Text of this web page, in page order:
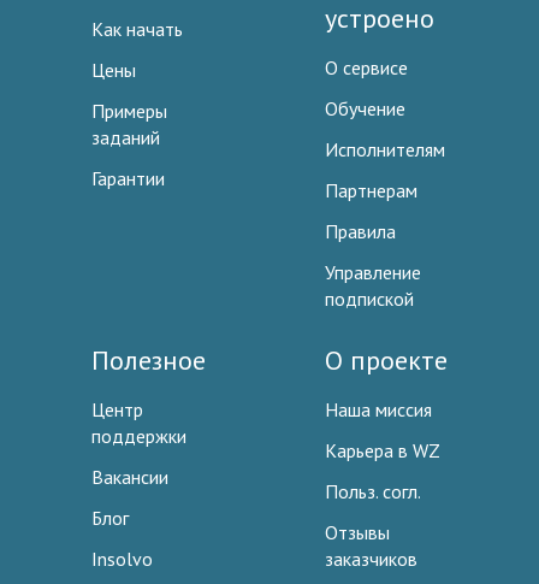
Как начать
Цены
Примеры
заданий
Гарантии
устроено
О сервисе
Обучение
Исполнителям
Партнерам
Правила
Управление
подпиской
Полезное
Центр
поддержки
Вакансии
Блог
Insolvo
О проекте
Наша миссия
Карьера в WZ
Польз. согл.
Отзывы
заказчиков